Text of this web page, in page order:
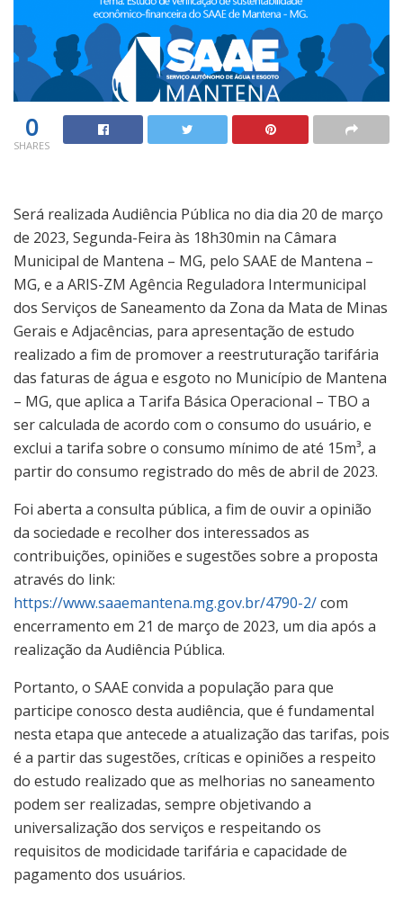
0
SHARES
Será realizada Audiência Pública no dia dia 20 de março
de 2023, Segunda-Feira às 18h30min na Câmara
Municipal de Mantena – MG, pelo SAAE de Mantena –
MG, e a ARIS-ZM Agência Reguladora Intermunicipal
dos Serviços de Saneamento da Zona da Mata de Minas
Gerais e Adjacências, para apresentação de estudo
realizado a fim de promover a reestruturação tarifária
das faturas de água e esgoto no Município de Mantena
– MG, que aplica a Tarifa Básica Operacional – TBO a
ser calculada de acordo com o consumo do usuário, e
exclui a tarifa sobre o consumo mínimo de até 15m³, a
partir do consumo registrado do mês de abril de 2023.
Foi aberta a consulta pública, a fim de ouvir a opinião
da sociedade e recolher dos interessados as
contribuições, opiniões e sugestões sobre a proposta
através do link:
https://www.saaemantena.mg.gov.br/4790-2/com
encerramento em 21 de março de 2023, um dia após a
realização da Audiência Pública.
Portanto, o SAAE convida a população para que
participe conosco desta audiência, que é fundamental
nesta etapa que antecede a atualização das tarifas, pois
é a partir das sugestões, críticas e opiniões a respeito
do estudo realizado que as melhorias no saneamento
podem ser realizadas, sempre objetivando a
universalização dos serviços e respeitando os
requisitos de modicidade tarifária e capacidade de
pagamento dos usuários.